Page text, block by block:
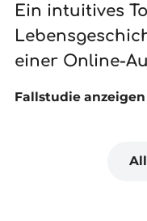
Ein intuitives
einer Online-
Fallstudie anzeigen